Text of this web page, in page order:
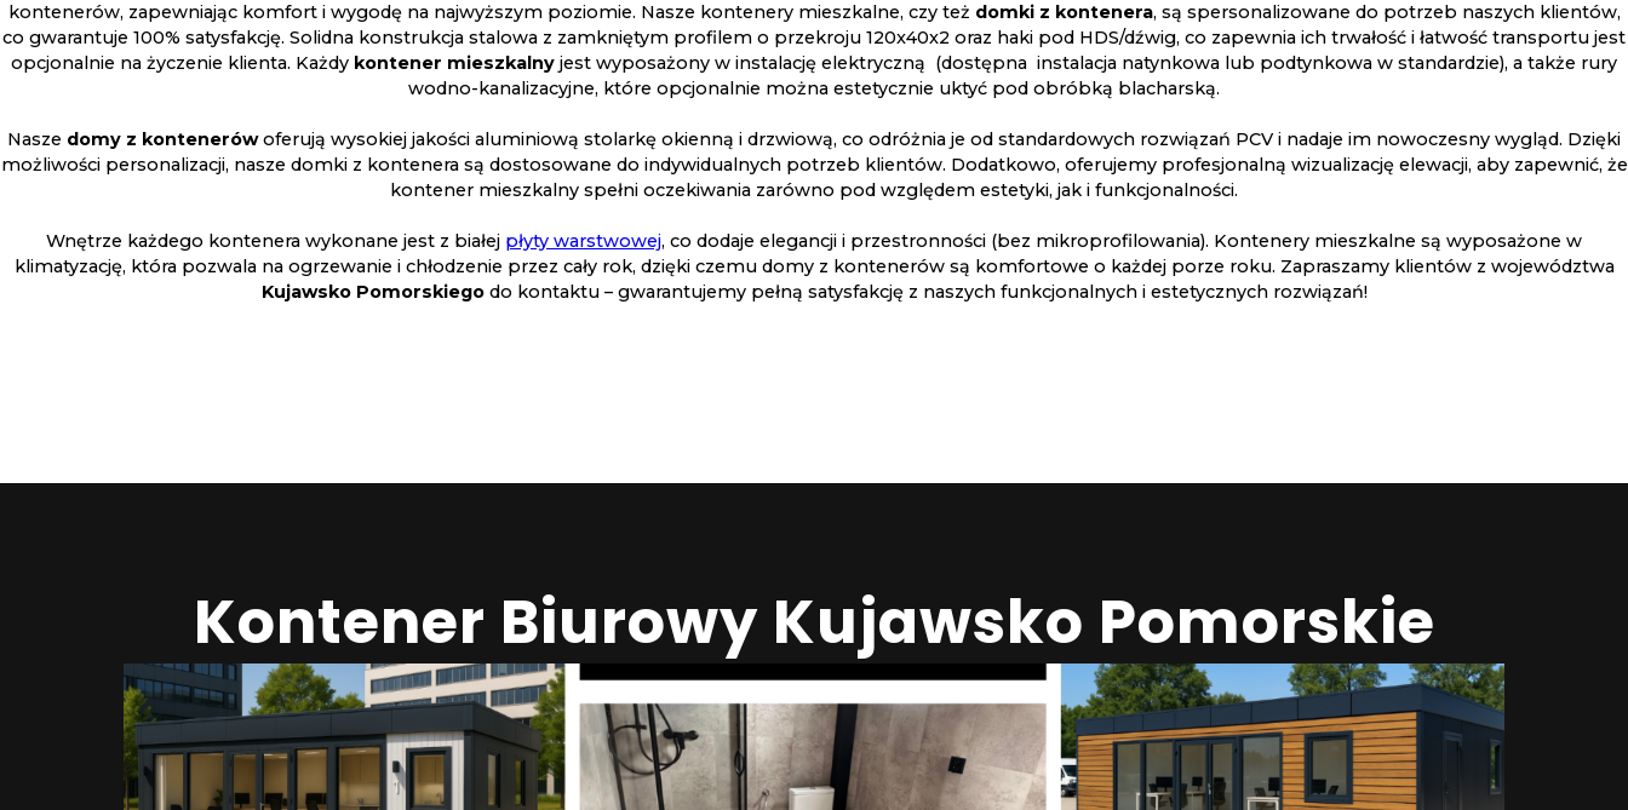
kontenerów, zapewniając komfort i wygodę na najwyższym poziomie. Nasze kontenery mieszkalne, czy też domki z kontenera, są spersonalizowane do potrzeb naszych klientów,
co gwarantuje 100% satysfakcję. Solidna konstrukcja stalowa z zamkniętym profilem o przekroju 120x40x2 oraz haki pod HDS/dźwig, co zapewnia ich trwałość i łatwość transportu jest
opcjonalnie na życzenie klienta. Każdy kontener mieszkalny jest wyposażony w instalację elektryczną (dostępna instalacja natynkowa lub podtynkowa w standardzie), a także rury
wodno-kanalizacyjne, które opcjonalnie można estetycznie uktyć pod obróbką blacharską.
Nasze domy z kontenerówoferują wysokiej jakości aluminiową stolarkę okienną i drzwiową, co odróżnia je od standardowych rozwiązań PCV i nadaje im nowoczesny wygląd. Dzięki
możliwości personalizacji, nasze domki z kontenera są dostosowane do indywidualnych potrzeb klientów. Dodatkowo, oferujemy profesjonalną wizualizację elewacji, aby zapewnić, że
kontener mieszkalny spełni oczekiwania zarówno pod względem estetyki, jak i funkcjonalności.
Wnętrze każdego kontenera wykonane jest z białej płyty warstwowej, co dodaje elegancji i przestronności (bez mikroprofilowania). Kontenery mieszkalne są wyposażone w
klimatyzację, która pozwala na ogrzewanie i chłodzenie przez cały rok, dzięki czemu domy z kontenerów są komfortowe o każdej porze roku. Zapraszamy klientów z województwa
Kujawsko Pomorskiego do kontaktu – gwarantujemy pełną satysfakcję z naszych funkcjonalnych i estetycznych rozwiązań!
Kontener Biurowy Kujawsko Pomorskie